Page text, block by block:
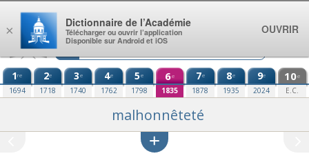
Aller au contenu
1re
1694
2e
1718
3e
1740
4e
1762
5e
1798
6e
1835
7e
1878
8e
1935
9e
2024
10e
E.C.
malhonnêteté
×
Dictionnaire de l’Académie
Télécharger ou ouvrir l’application
Disponible sur Android et iOS
OUVRIR